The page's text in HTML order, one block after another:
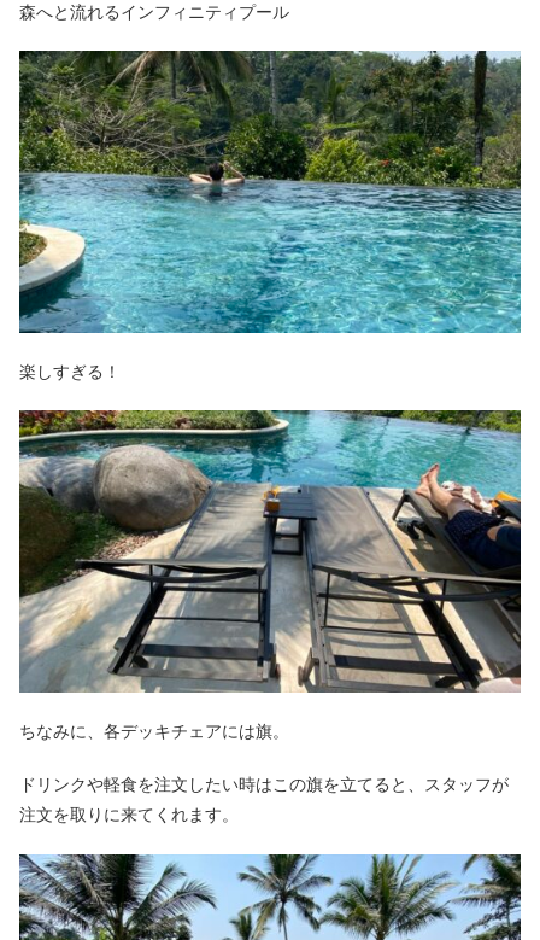
森へと流れるインフィニティプール
楽しすぎる！
ちなみに、各デッキチェアには旗。
ドリンクや軽食を注文したい時はこの旗を立てると、スタッフが
注文を取りに来てくれます。